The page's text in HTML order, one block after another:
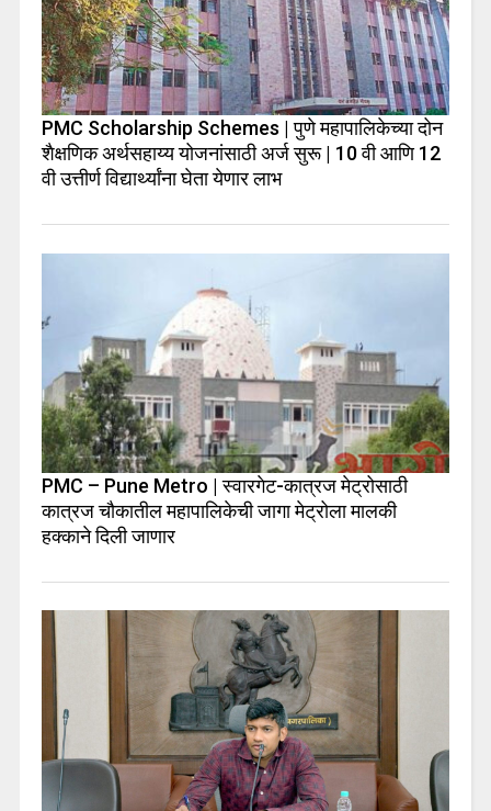
PMC Scholarship Schemes | पुणे महापालिकेच्या दोन
शैक्षणिक अर्थसहाय्य योजनांसाठी अर्ज सुरू | 10 वी आणि 12
वी उत्तीर्ण विद्यार्थ्यांना घेता येणार लाभ
PMC – Pune Metro | स्वारगेट-कात्रज मेट्रोसाठी
कात्रज चौकातील महापालिकेची जागा मेट्रोला मालकी
हक्काने दिली जाणार